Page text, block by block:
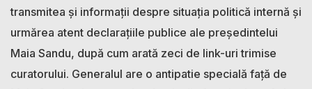
transmitea și informații despre situația politică internă și
urmărea atent declarațiile publice ale președintelui
Maia Sandu, după cum arată zeci de link-uri trimise
curatorului. Generalul are o antipatie specială față de